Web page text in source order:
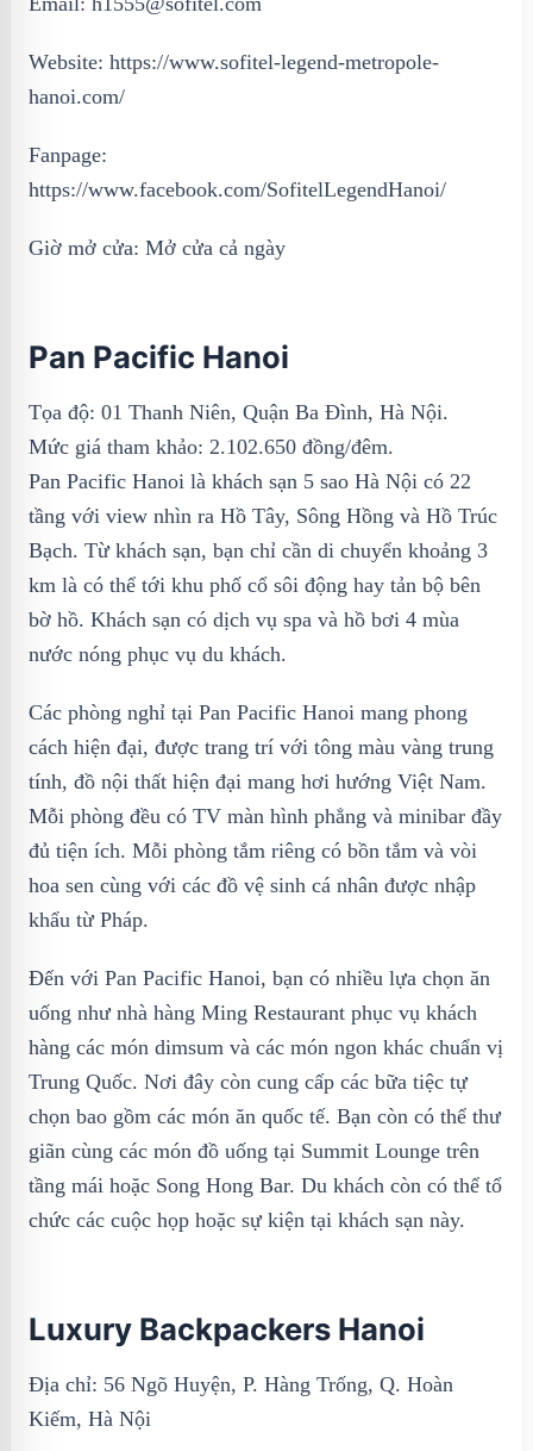
Website: https://www.sofitel-legend-metropole-
hanoi.com/
Fanpage:
https://www.facebook.com/SofitelLegendHanoi/
Giờ mở cửa: Mở cửa cả ngày
Pan Pacific Hanoi
Tọa độ: 01 Thanh Niên, Quận Ba Đình, Hà Nội.
Mức giá tham khảo: 2.102.650 đồng/đêm.
Pan Pacific Hanoi là khách sạn 5 sao Hà Nội có 22
tầng với view nhìn ra Hồ Tây, Sông Hồng và Hồ Trúc
Bạch. Từ khách sạn, bạn chỉ cần di chuyển khoảng 3
km là có thể tới khu phố cổ sôi động hay tản bộ bên
bờ hồ. Khách sạn có dịch vụ spa và hồ bơi 4 mùa
nước nóng phục vụ du khách.
Các phòng nghỉ tại Pan Pacific Hanoi mang phong
cách hiện đại, được trang trí với tông màu vàng trung
tính, đồ nội thất hiện đại mang hơi hướng Việt Nam.
Mỗi phòng đều có TV màn hình phẳng và minibar đầy
đủ tiện ích. Mỗi phòng tắm riêng có bồn tắm và vòi
hoa sen cùng với các đồ vệ sinh cá nhân được nhập
khẩu từ Pháp.
Đến với Pan Pacific Hanoi, bạn có nhiều lựa chọn ăn
uống như nhà hàng Ming Restaurant phục vụ khách
hàng các món dimsum và các món ngon khác chuẩn vị
Trung Quốc. Nơi đây còn cung cấp các bữa tiệc tự
chọn bao gồm các món ăn quốc tế. Bạn còn có thể thư
giãn cùng các món đồ uống tại Summit Lounge trên
tầng mái hoặc Song Hong Bar. Du khách còn có thể tổ
chức các cuộc họp hoặc sự kiện tại khách sạn này.
Luxury Backpackers Hanoi
Địa chỉ: 56 Ngõ Huyện, P. Hàng Trống, Q. Hoàn
Kiếm, Hà Nội